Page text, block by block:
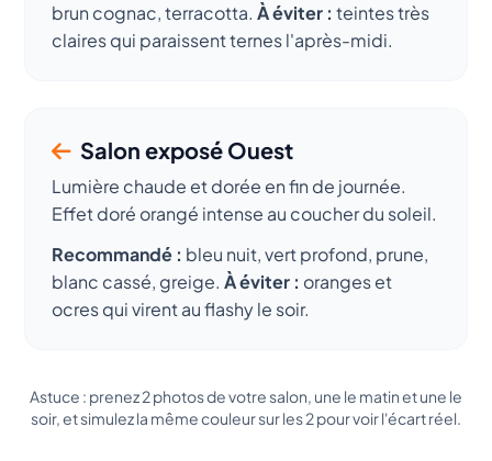
brun cognac, terracotta. À éviter : teintes très
claires qui paraissent ternes l'après-midi.
Salon exposé Ouest
Lumière chaude et dorée en fin de journée.
Effet doré orangé intense au coucher du soleil.
Recommandé : bleu nuit, vert profond, prune,
blanc cassé, greige. À éviter : oranges et
ocres qui virent au flashy le soir.
Astuce : prenez 2 photos de votre salon, une le matin et une le
soir, et simulez la même couleur sur les 2 pour voir l'écart réel.